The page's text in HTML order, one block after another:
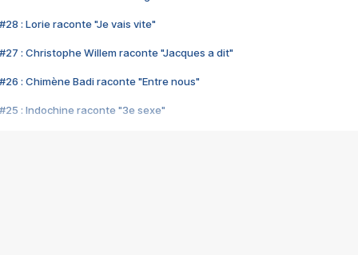
#28 : Lorie raconte "Je vais vite"
#27 : Christophe Willem raconte "Jacques a dit"
#26 : Chimène Badi raconte "Entre nous"
#25 : Indochine raconte "3e sexe"